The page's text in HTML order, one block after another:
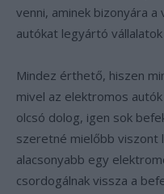
venni, aminek bizonyára
autókat legyártó
Mindez érthető, hiszen
mivel az elektromos
olcsó dolog, igen sok
szeretné mielőbb viszont
alacsonyabb egy
csordogálnak vissza a